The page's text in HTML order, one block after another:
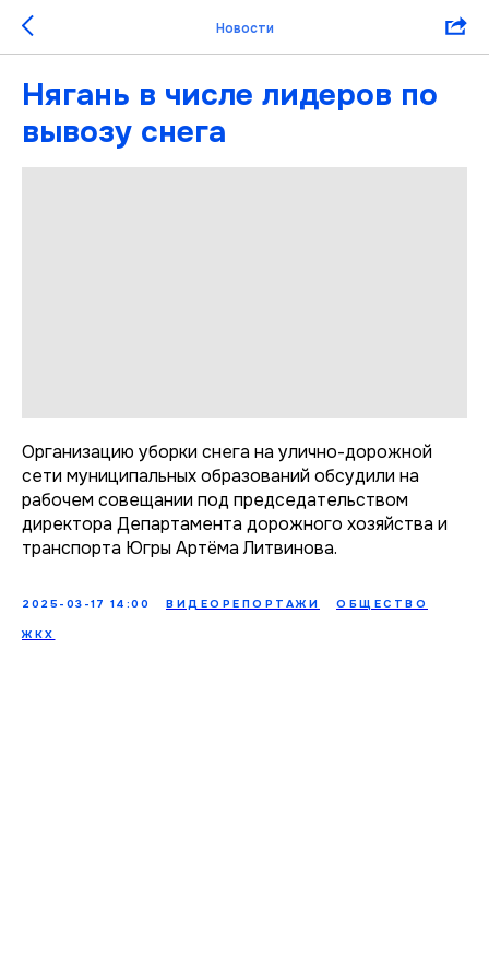
Новости
Нягань в числе лидеров по
вывозу снега
Организацию уборки снега на улично-дорожной
сети муниципальных образований обсудили на
рабочем совещании под председательством
директора Департамента дорожного хозяйства и
транспорта Югры Артёма Литвинова.
2025-03-17 14:00 ВИДЕОРЕПОРТАЖИ ОБЩЕСТВО
ЖКХ